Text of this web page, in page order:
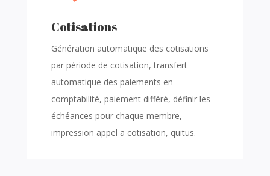
Cotisations
Génération automatique des cotisations
par période de cotisation, transfert
automatique des paiements en
comptabilité, paiement différé, définir les
échéances pour chaque membre,
impression appel a cotisation, quitus.